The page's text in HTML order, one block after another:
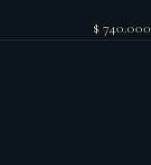
$ 740.000